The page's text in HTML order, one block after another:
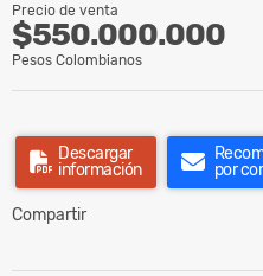
Precio de venta
$550.000.000
Pesos Colombianos
Descargar
información
por
Compartir